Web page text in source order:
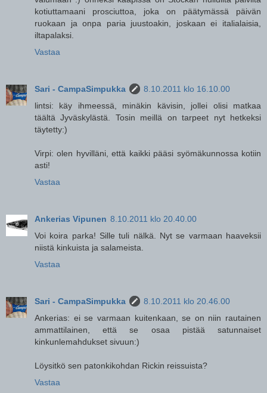
kotiuttamaani prosciuttoa, joka on päätymässä päivän
ruokaan ja onpa paria juustoakin, joskaan ei italialaisia,
iltapalaksi.
Vastaa
Sari - CampaSimpukka
8.10.2011 klo 16.10.00
lintsi: käy ihmeessä, minäkin kävisin, jollei olisi matkaa
täältä Jyväskylästä. Tosin meillä on tarpeet nyt hetkeksi
täytetty:)
Virpi: olen hyvilläni, että kaikki pääsi syömäkunnossa kotiin
asti!
Vastaa
Ankerias Vipunen 8.10.2011 klo 20.40.00
Voi koira parka! Sille tuli nälkä. Nyt se varmaan haaveksii
niistä kinkuista ja salameista.
Vastaa
Sari - CampaSimpukka
8.10.2011 klo 20.46.00
Ankerias: ei se varmaan kuitenkaan, se on niin rautainen
ammattilainen, että se osaa pistää satunnaiset
kinkunlemahdukset sivuun:)
Löysitkö sen patonkikohdan Rickin reissuista?
Vastaa